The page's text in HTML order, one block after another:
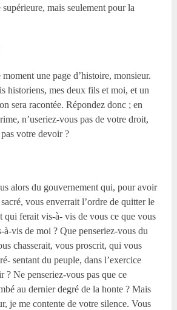
mais seulement pour la
une page d’histoire, monsieur.
historiens, mes deux fils et moi, et un
sera racontée. Répondez donc ; en
n’useriez-vous pas de votre droit,
votre devoir ?
alors du gouvernement qui, pour avoir
vous enverrait l’ordre de quitter le
qui ferait vis-à- vis de vous ce que vous
à-vis de moi ? Que penseriez-vous du
chasserait, vous proscrit, qui vous
sentant du peuple, dans l’exercice
? Ne penseriez-vous pas que ce
au dernier degré de la honte ? Mais
je me contente de votre silence. Vous